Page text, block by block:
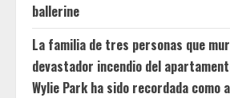
ballerine
La familia de tres personas que
devastador incendio del
Wylie Park ha sido recordada como